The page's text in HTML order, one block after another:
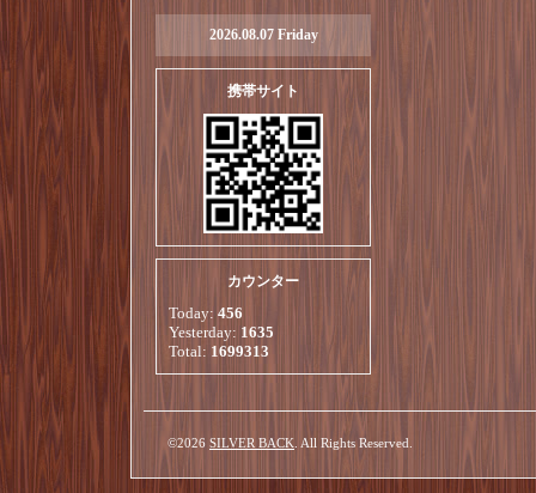
2026.08.07 Friday
携帯サイト
カウンター
Today: 456
Yesterday: 1635
Total: 1699313
©2026 SILVER BACK . All Rights Reserved.